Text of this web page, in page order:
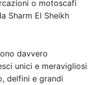
o motoscafi
Sharm El Sheikh
davvero
unici e meravigliosi
delfini e grandi